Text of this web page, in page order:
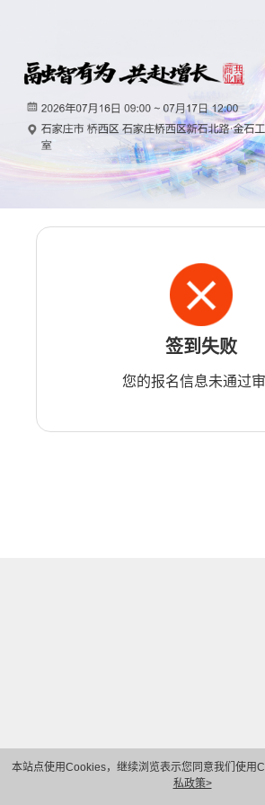
本站点使用Cookies，继续浏览表示您同意我们使用
私政策>
签到失败
您的报名信息未通过